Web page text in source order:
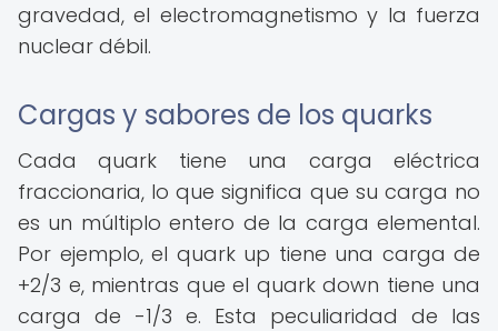
gravedad, el electromagnetismo y la fuerza
nuclear débil.
Cargas y sabores de los quarks
Cada quark tiene una carga eléctrica
fraccionaria, lo que significa que su carga no
es un múltiplo entero de la carga elemental.
Por ejemplo, el quark up tiene una carga de
+2/3 e, mientras que el quark down tiene una
carga de -1/3 e. Esta peculiaridad de las